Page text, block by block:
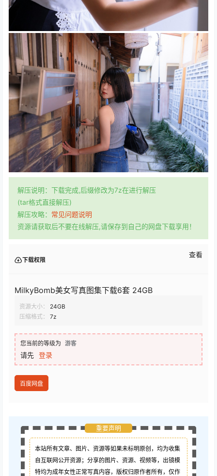
解压说明：下载完成,后缀修改为7z在进行解压
(tar格式直接解压)
解压攻略： 常见问题说明
资源请获取后不要在线解压,请保存到自己的网盘下载享用！
下载权限
查看
MilkyBomb美女写真图集下载6套 24GB
资源大小：
24GB
压缩格式：
7z
您当前的等级为 游客
请先 登录
百度网盘
重要声明
本站所有文章、图片、资源等如果未标明原创，均为收集
自互联网公开资源； 分享的图片、资源、视频等，出镜模
特均为成年女性正常写真内容，版权归原作者所有，仅作